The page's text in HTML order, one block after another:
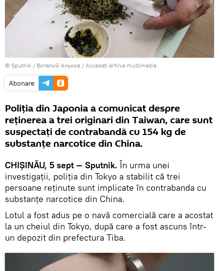
© Sputnik / Виталий Аньков / Accesați arhiva multimedia
Abonare
Poliția din Japonia a comunicat despre
reţinerea a trei originari din Taiwan, care sunt
suspectați de contrabandă cu 154 kg de
substanţe narcotice din China.
CHIȘINĂU, 5 sept — Sputnik. În urma unei
investigaţii, poliția din Tokyo a stabilit că trei
persoane reținute sunt implicate în contrabanda cu
substanţe narcotice din China.
Lotul a fost adus pe o navă comercială care a acostat
la un cheiul din Tokyo, după care a fost ascuns într-
un depozit din prefectura Tiba.